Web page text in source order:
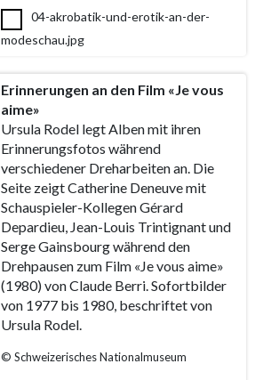
04-akrobatik-und-erotik-an-der-
modeschau.jpg
Erinnerungen an den Film «Je vous
aime»
Ursula Rodel legt Alben mit ihren
Erinnerungsfotos während
verschiedener Dreharbeiten an. Die
Seite zeigt Catherine Deneuve mit
Schauspieler-Kollegen Gérard
Depardieu, Jean-Louis Trintignant und
Serge Gainsbourg während den
Drehpausen zum Film «Je vous aime»
(1980) von Claude Berri. Sofortbilder
von 1977 bis 1980, beschriftet von
Ursula Rodel.
© Schweizerisches Nationalmuseum